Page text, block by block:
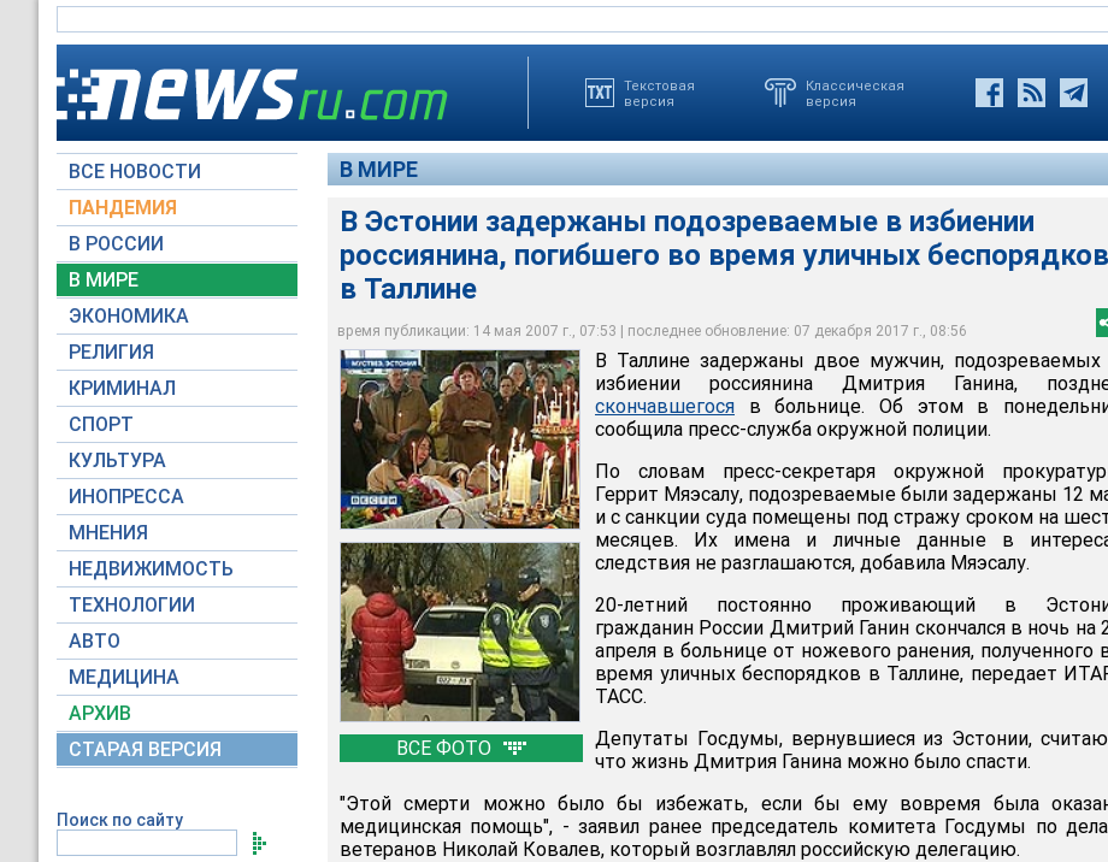
Текстовая
версия
Классическая
версия
ВСЕ НОВОСТИ
ПАНДЕМИЯ
В РОССИИ
В МИРЕ
ЭКОНОМИКА
РЕЛИГИЯ
КРИМИНАЛ
СПОРТ
КУЛЬТУРА
ИНОПРЕССА
МНЕНИЯ
НЕДВИЖИМОСТЬ
ТЕХНОЛОГИИ
АВТО
МЕДИЦИНА
АРХИВ
СТАРАЯ ВЕРСИЯ
Поиск по сайту
В МИРЕ
В Эстонии задержаны подозреваемые в избиении
россиянина, погибшего во время уличных беспорядков
в Таллине
время публикации: 14 мая 2007 г., 07:53 | последнее обновление: 07 декабря 2017 г., 08:56
ВСЕ ФОТО
В Эстонии задержаны подозреваемые в избиении россиянина, погибшего во время
уличных беспорядков в Таллине
Вести
В Таллине задержаны двое мужчин, подозреваемых в избиении россиянина Дмитрия
Ганина, позднее скончавшегося в больнице
НТВ
20-летний постоянно проживающий в Эстонии гражданин России Дмитрий Ганин
скончался в ночь на 27 апреля в больнице от ножевого ранения, полученного во
время уличных беспорядков в Таллине
НТВ
В Таллине задержаны двое мужчин, подозреваемых
избиении россиянина Дмитрия Ганина,
скончавшегося в больнице. Об этом в
сообщила пресс-служба окружной полиции.
По словам пресс-секретаря окружной
Геррит Мяэсалу, подозреваемые были задержаны 12
и с санкции суда помещены под стражу сроком на
месяцев. Их имена и личные данные в
следствия не разглашаются, добавила Мяэсалу.
20-летний постоянно проживающий в
гражданин России Дмитрий Ганин скончался в ночь на
апреля в больнице от ножевого ранения, полученного
время уличных беспорядков в Таллине, передает
ТАСС.
Депутаты Госдумы, вернувшиеся из Эстонии,
что жизнь Дмитрия Ганина можно было спасти.
"Этой смерти можно было бы избежать, если бы ему вовремя была
медицинская помощь", - заявил ранее председатель комитета Госдумы по
ветеранов Николай Ковалев, который возглавлял российскую делегацию.